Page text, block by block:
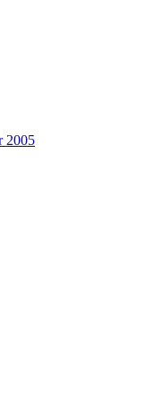
2005